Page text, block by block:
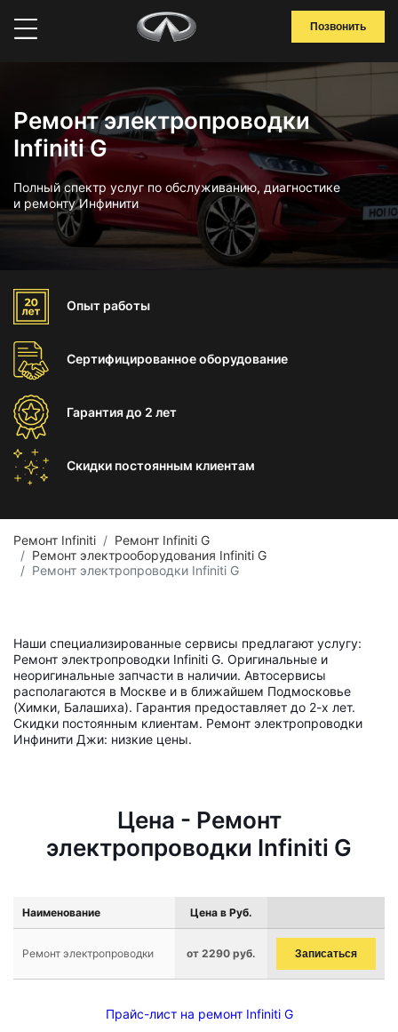
Позвонить
Ремонт электропроводки
Infiniti G
Полный спектр услуг по обслуживанию, диагностике
и ремонту Инфинити
Опыт работы
Сертифицированноеоборудование
Гарантиядо 2 лет
Скидки постоянным клиентам
Ремонт Infiniti
Ремонт Infiniti G
Ремонт электрооборудования Infiniti G
Ремонт электропроводки Infiniti G
Наши специализированные сервисы предлагают услугу:
Ремонт электропроводки Infiniti G. Оригинальные и
неоригинальные запчасти в наличии. Автосервисы
располагаются в Москве и в ближайшем Подмосковье
(Химки, Балашиха). Гарантия предоставляет до 2-х лет.
Скидки постоянным клиентам. Ремонт электропроводки
Инфинити Джи: низкие цены.
Цена - Ремонт
электропроводки Infiniti G
Наименование Цена в Руб.
Ремонт электропроводки от 2290 руб. Записаться
Прайс-лист на ремонт Infiniti G